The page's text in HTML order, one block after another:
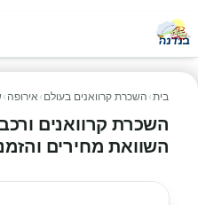
בית› השכרת קרוואנים בעולם › אירופה ›
השכרת קרוואנים
השוואת מחירים והזמנה